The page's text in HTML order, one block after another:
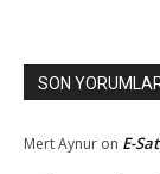
SON
Mert Aynur on E-